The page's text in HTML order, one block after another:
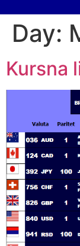
Day:
Kursna